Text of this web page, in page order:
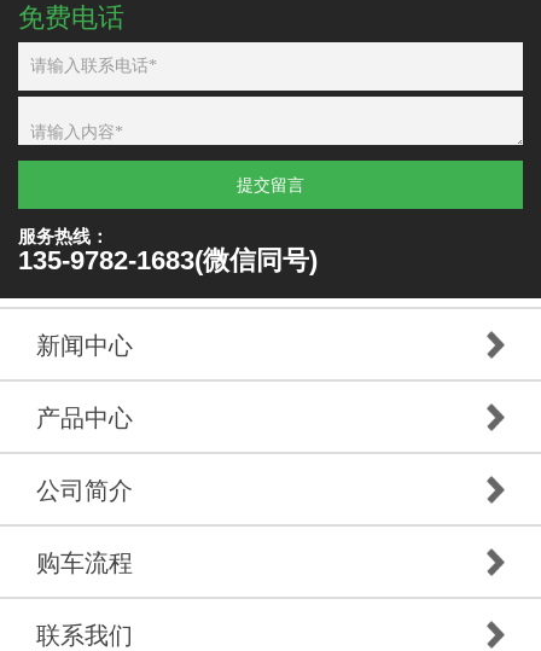
免费电话
提交留言
服务热线：
135-9782-1683(微信同号)
新闻中心
产品中心
公司简介
购车流程
联系我们